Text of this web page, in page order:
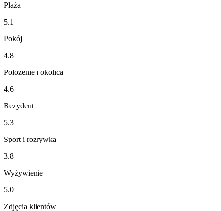
Plaża
5.1
Pokój
4.8
Położenie i okolica
4.6
Rezydent
5.3
Sport i rozrywka
3.8
Wyżywienie
5.0
Zdjęcia klientów